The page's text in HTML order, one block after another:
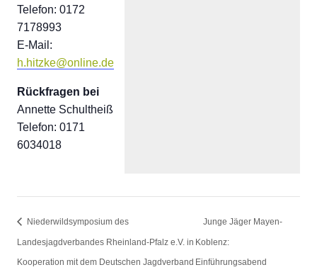
Telefon: 0172
7178993
E-Mail:
h.hitzke@online.de
Rückfragen bei
Annette Schultheiß
Telefon: 0171
6034018
Niederwildsymposium des
Landesjagdverbandes Rheinland-Pfalz e.V. in
Kooperation mit dem Deutschen Jagdverband
Junge Jäger Mayen-
Koblenz:
Einführungsabend